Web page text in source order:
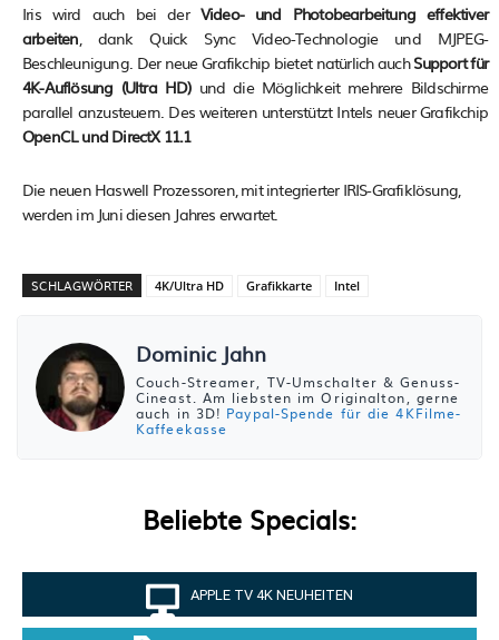
Iris wird auch bei der Video- und Photobearbeitung effektiver
arbeiten , dank Quick Sync Video-Technologie und MJPEG-
Beschleunigung. Der neue Grafikchip bietet natürlich auchSupport für
4K-Auflösung (Ultra HD)und die Möglichkeit mehrere Bildschirme
parallel anzusteuern. Des weiteren unterstützt Intels neuer Grafikchip
OpenCL und DirectX 11.1
Die neuen Haswell Prozessoren, mit integrierter IRIS-Grafiklösung,
werden im Juni diesen Jahres erwartet.
SCHLAGWÖRTER 4K/Ultra HD Grafikkarte Intel
Dominic Jahn
Couch-Streamer, TV-Umschalter & Genuss-
Cineast. Am liebsten im Originalton, gerne
auch in 3D! Paypal-Spende für die 4KFilme-
Kaffeekasse
Beliebte Specials:
APPLE TV 4K NEUHEITEN